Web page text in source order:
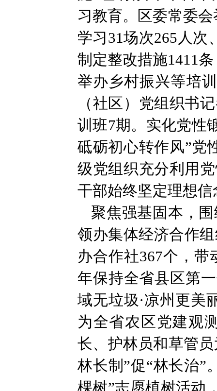
习教育。区委常委
学习31场次265人次
制定整改措施1411
举办乡村振兴等培
（社区）党组织书
训班7期。实化党性
砥砺初心转作风”党
级党组织充分利用
干部始终坚定理想
聚焦强基固本，
领办集体经济合作
办合作社367个，带
年保持全省县区第
域无垃圾·凉州更美
为全省农区党建观
长、护林员和草管
林长制”促“林长治”
棵树”志愿植树活动